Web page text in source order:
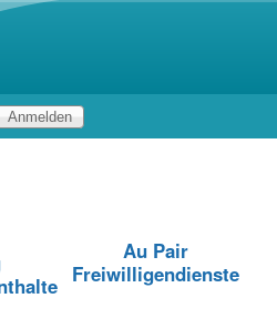
Au Pair
Freiwilligendienste